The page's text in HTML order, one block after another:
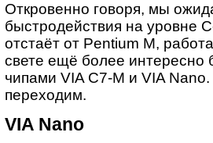
Откровенно говоря, мы
быстродействия на уровне
отстаёт от Pentium M,
свете ещё более интересно
чипами VIA C7-M и VIA
переходим.
VIA Nano